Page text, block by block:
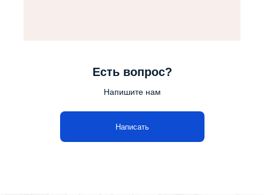
Есть вопрос?
Напишите нам
Написать